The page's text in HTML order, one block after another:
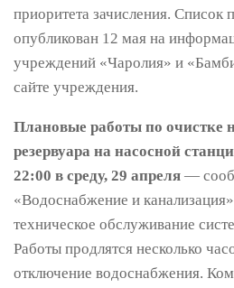
приоритета зачисления. Список
опубликован 12 мая на
учреждений «Чаролия» и
сайте учреждения.
Плановые работы по очистке
резервуара на насосной
22:00 в среду, 29 апреля —
«Водоснабжение и
техническое обслуживание
Работы продлятся несколько
отключение водоснабжения.